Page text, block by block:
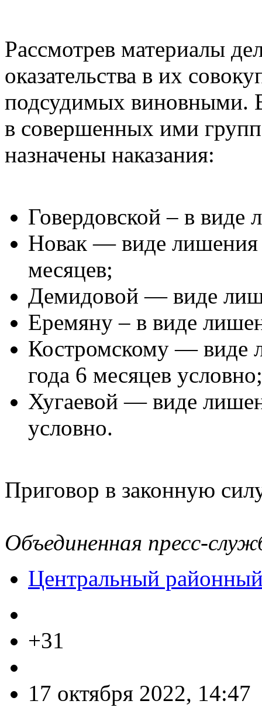
Рассмотрев материалы
оказательства в их
подсудимых виновными.
в совершенных ими
назначены наказания:
Говердовской – в виде
Новак — виде лишения
месяцев;
Демидовой — виде
Еремяну – в виде
Костромскому — виде
года 6 месяцев условно;
Хугаевой — виде
условно.
Приговор в законную
Объединенная пресс-
Центральный
+31
17 октября 2022, 14:47